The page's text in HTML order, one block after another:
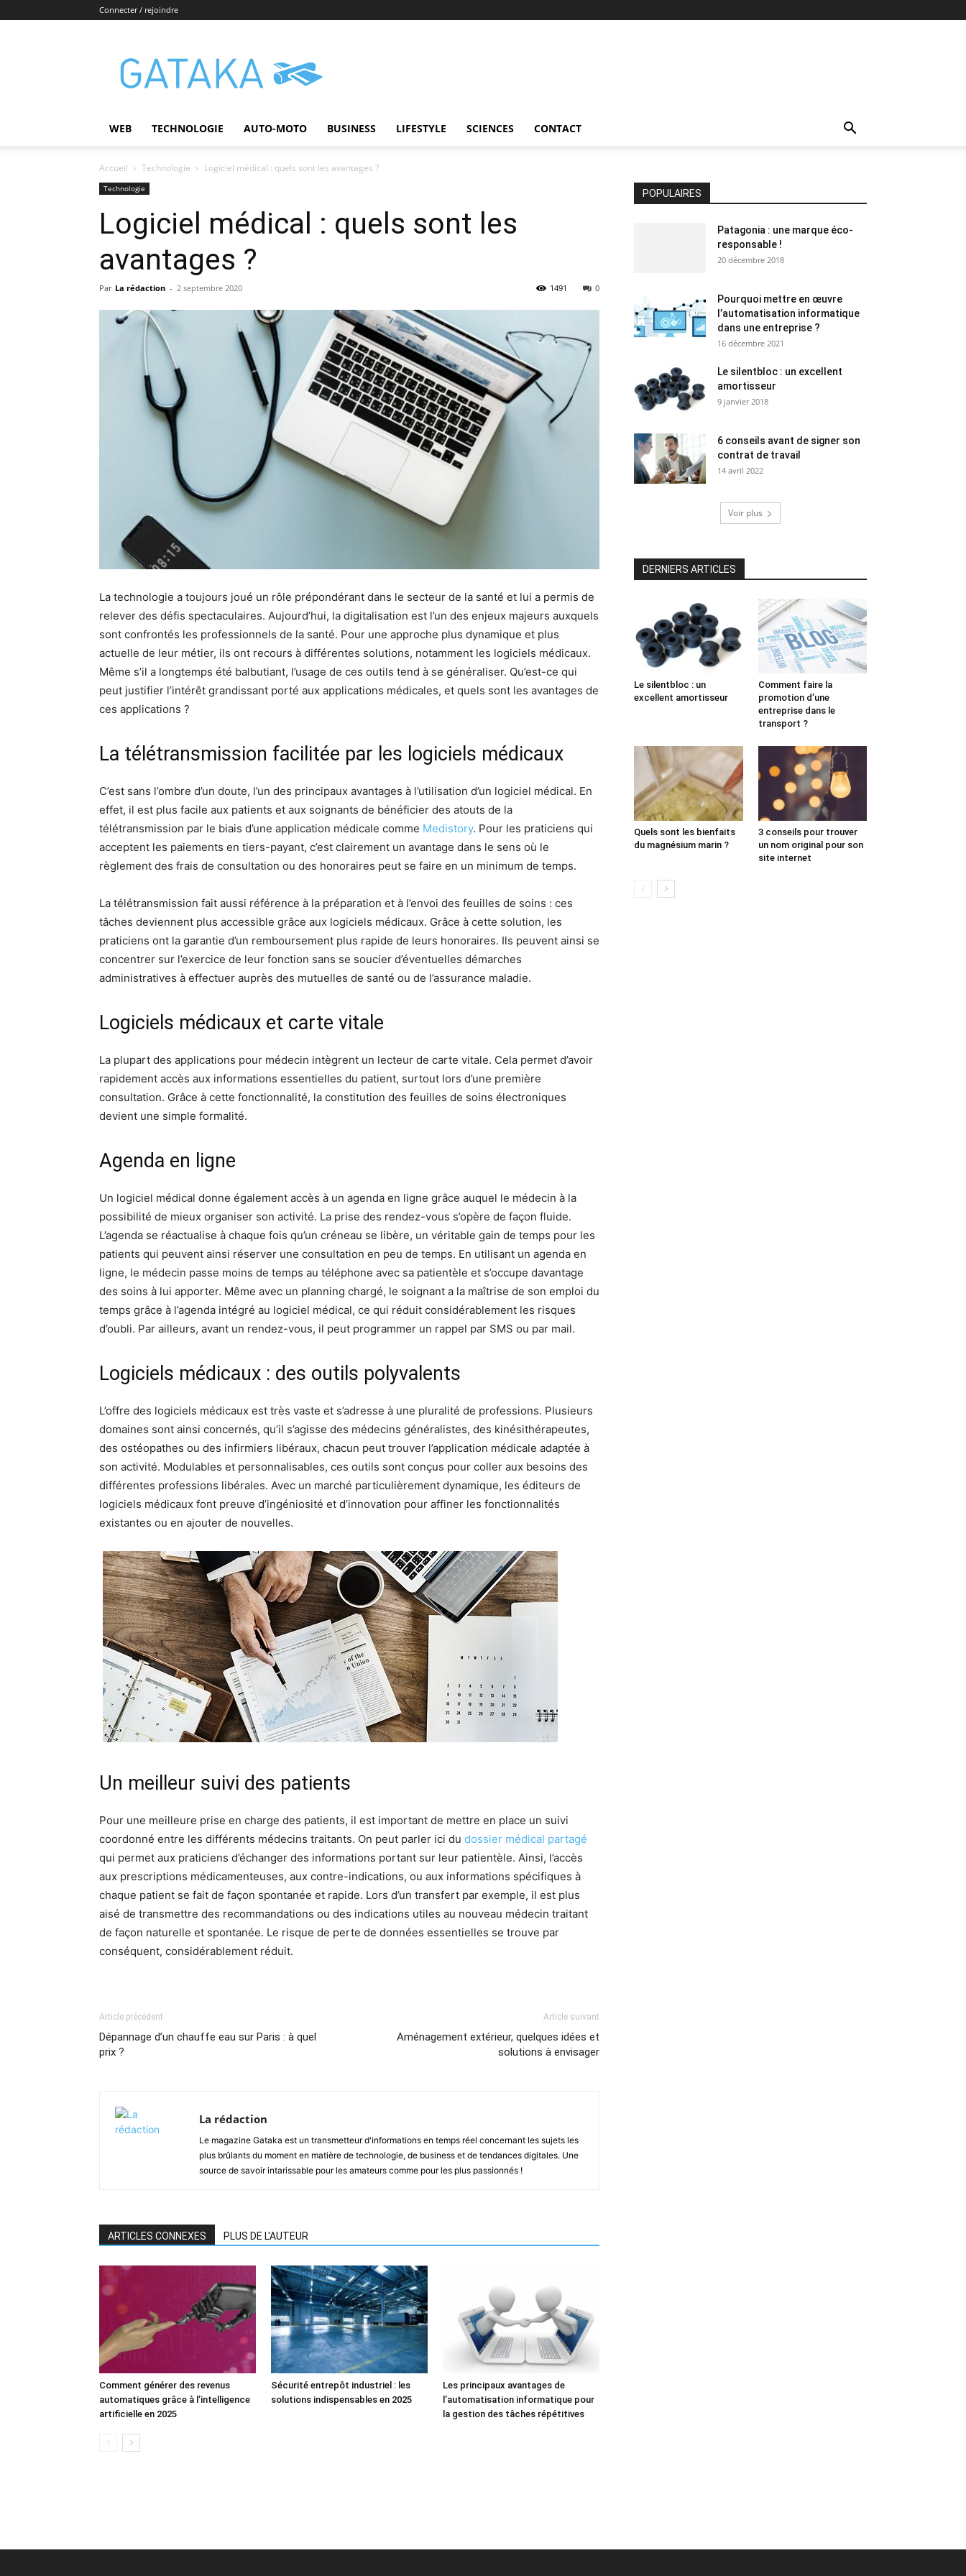
Connecter / rejoindre
WEB TECHNOLOGIE AUTO-MOTO BUSINESS LIFESTYLE SCIENCES CONTACT
Accueil Technologie Logiciel médical : quels sont les avantages ?
Technologie
Logiciel médical : quels sont les
avantages ?
Par La rédaction - 2 septembre 2020 0
1491
La technologie a toujours joué un rôle prépondérant dans le secteur de la santé et lui a permis de
relever des défis spectaculaires. Aujourd’hui, la digitalisation est l’un des enjeux majeurs auxquels
sont confrontés les professionnels de la santé. Pour une approche plus dynamique et plus
actuelle de leur métier, ils ont recours à différentes solutions, notamment les logiciels médicaux.
Même s’il a longtemps été balbutiant, l’usage de ces outils tend à se généraliser. Qu’est-ce qui
peut justifier l’intérêt grandissant porté aux applications médicales, et quels sont les avantages de
ces applications ?
La télétransmission facilitée par les logiciels médicaux
C’est sans l’ombre d’un doute, l’un des principaux avantages à l’utilisation d’un logiciel médical. En
effet, il est plus facile aux patients et aux soignants de bénéficier des atouts de la
télétransmission par le biais d’une application médicale comme Medistory. Pour les praticiens qui
acceptent les paiements en tiers-payant, c’est clairement un avantage dans le sens où le
règlement des frais de consultation ou des honoraires peut se faire en un minimum de temps.
La télétransmission fait aussi référence à la préparation et à l’envoi des feuilles de soins : ces
tâches deviennent plus accessible grâce aux logiciels médicaux. Grâce à cette solution, les
praticiens ont la garantie d’un remboursement plus rapide de leurs honoraires. Ils peuvent ainsi se
concentrer sur l’exercice de leur fonction sans se soucier d’éventuelles démarches
administratives à effectuer auprès des mutuelles de santé ou de l’assurance maladie.
Logiciels médicaux et carte vitale
La plupart des applications pour médecin intègrent un lecteur de carte vitale. Cela permet d’avoir
rapidement accès aux informations essentielles du patient, surtout lors d’une première
consultation. Grâce à cette fonctionnalité, la constitution des feuilles de soins électroniques
devient une simple formalité.
Agenda en ligne
Un logiciel médical donne également accès à un agenda en ligne grâce auquel le médecin à la
possibilité de mieux organiser son activité. La prise des rendez-vous s’opère de façon fluide.
L’agenda se réactualise à chaque fois qu’un créneau se libère, un véritable gain de temps pour les
patients qui peuvent ainsi réserver une consultation en peu de temps. En utilisant un agenda en
ligne, le médecin passe moins de temps au téléphone avec sa patientèle et s’occupe davantage
des soins à lui apporter. Même avec un planning chargé, le soignant a la maîtrise de son emploi du
temps grâce à l’agenda intégré au logiciel médical, ce qui réduit considérablement les risques
d’oubli. Par ailleurs, avant un rendez-vous, il peut programmer un rappel par SMS ou par mail.
Logiciels médicaux : des outils polyvalents
L’offre des logiciels médicaux est très vaste et s’adresse à une pluralité de professions. Plusieurs
domaines sont ainsi concernés, qu’il s’agisse des médecins généralistes, des kinésithérapeutes,
des ostéopathes ou des infirmiers libéraux, chacun peut trouver l’application médicale adaptée à
son activité. Modulables et personnalisables, ces outils sont conçus pour coller aux besoins des
différentes professions libérales. Avec un marché particulièrement dynamique, les éditeurs de
logiciels médicaux font preuve d’ingéniosité et d’innovation pour affiner les fonctionnalités
existantes ou en ajouter de nouvelles.
Un meilleur suivi des patients
Pour une meilleure prise en charge des patients, il est important de mettre en place un suivi
coordonné entre les différents médecins traitants. On peut parler ici du dossier médical partagé
qui permet aux praticiens d’échanger des informations portant sur leur patientèle. Ainsi, l’accès
aux prescriptions médicamenteuses, aux contre-indications, ou aux informations spécifiques à
chaque patient se fait de façon spontanée et rapide. Lors d’un transfert par exemple, il est plus
aisé de transmettre des recommandations ou des indications utiles au nouveau médecin traitant
de façon naturelle et spontanée. Le risque de perte de données essentielles se trouve par
conséquent, considérablement réduit.
Article précédent
Dépannage d’un chauffe eau sur Paris : à quel
prix ?
Article suivant
Aménagement extérieur, quelques idées et
solutions à envisager
La rédaction
Le magazine Gataka est un transmetteur d'informations en temps réel concernant les sujets les
plus brûlants du moment en matière de technologie, de business et de tendances digitales. Une
source de savoir intarissable pour les amateurs comme pour les plus passionnés !
ARTICLES CONNEXES PLUS DE L'AUTEUR
Comment générer des revenus
automatiques grâce à l’intelligence
artificielle en 2025
Sécurité entrepôt industriel : les
solutions indispensables en 2025
Les principaux avantages de
l’automatisation informatique pour
la gestion des tâches répétitives
POPULAIRES
Patagonia : une marque éco-
responsable !
20 décembre 2018
Pourquoi mettre en œuvre
l’automatisation informatique
dans une entreprise ?
16 décembre 2021
Le silentbloc : un excellent
amortisseur
9 janvier 2018
6 conseils avant de signer son
contrat de travail
14 avril 2022
Voir plus
DERNIERS ARTICLES
Le silentbloc : un
excellent amortisseur
Comment faire la
promotion d’une
entreprise dans le
transport ?
Quels sont les bienfaits
du magnésium marin ?
3 conseils pour trouver
un nom original pour son
site internet